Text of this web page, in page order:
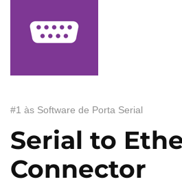
#1 às Software de Porta Serial
Serial to
Connector